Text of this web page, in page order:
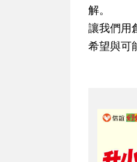
解。
讓我們用
希望與可